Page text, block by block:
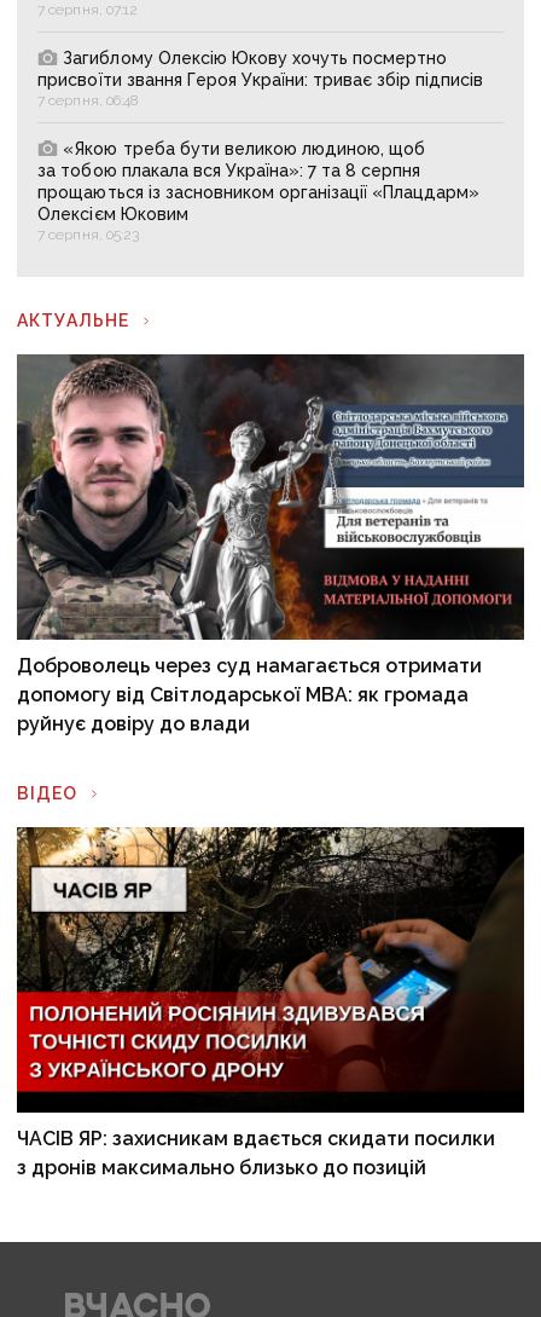
7 серпня, 07:12
Загиблому Олексію Юкову хочуть посмертно
присвоїти звання Героя України: триває збір підписів
7 серпня, 06:48
«Якою треба бути великою людиною, щоб
за тобою плакала вся Україна»: 7 та 8 серпня
прощаються із засновником організації «Плацдарм»
Олексієм Юковим
7 серпня, 05:23
АКТУАЛЬНЕ
Доброволець через суд намагається отримати
допомогу від Світлодарської МВА: як громада
руйнує довіру до влади
ВІДЕО
ЧАСІВ ЯР: захисникам вдається скидати посилки
з дронів максимально близько до позицій